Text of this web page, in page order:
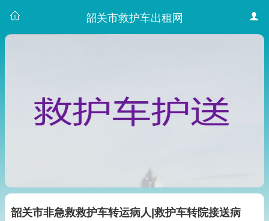
韶关市救护车出租网
韶关市非急救救护车转运病人|救护车转院接送病